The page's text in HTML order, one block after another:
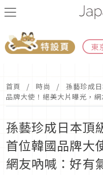
東
首頁 時尚
孫藝珍成
品牌大使！絕美大片曝光，網
孫藝珍成日本頂
首位韓國品牌大
網友吶喊：好有